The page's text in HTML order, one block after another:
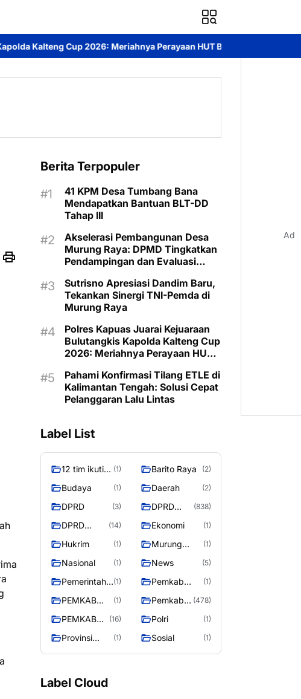
Perayaan HUT Bhayangkara ke-80 di Palangka Raya
Berita Terpopuler
41 KPM Desa Tumbang Bana
Mendapatkan Bantuan BLT-DD
Tahap III
Akselerasi Pembangunan Desa
Murung Raya: DPMD Tingkatkan
Pendampingan dan Evaluasi
Berkelanjutan
Sutrisno Apresiasi Dandim Baru,
Tekankan Sinergi TNI-Pemda di
Murung Raya
Polres Kapuas Juarai Kejuaraan
Bulutangkis Kapolda Kalteng Cup
2026: Meriahnya Perayaan HUT
Raya
Pahami Konfirmasi Tilang ETLE di
Kalimantan Tengah: Solusi Cepat
Pelanggaran Lalu Lintas
Label List
12 tim ikuti
liga pelajar
Murung
Raya
(1) Barito Raya (2)
Budaya (1) Daerah (2)
DPRD (3)
DPRD
Raya
(838)
DPRD
RAYA
(14) Ekonomi (1)
Hukrim (1)
Murung
(1)
Nasional (1) News (5)
Pemerintaha (1)
Pemkab
Barito Utara
(1)
PEMKAB
RAYA
(1)
Pemkab
Raya
(478)
PEMKAB
RAYA
(16) Polri (1)
Provinsi
(1) Sosial (1)
Label Cloud
Ad